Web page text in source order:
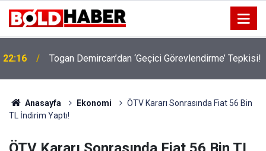
22:16 Togan Demircan’dan ‘Geçici Görevlendirme’ Tepkisi!
19:32 Sıcak Havalarda Ödem Şikayetini Hafife Almayın!
Anasayfa Ekonomi
ÖTV Kararı Sonrasında Fiat 56 Bin
TL İndirim Yaptı!